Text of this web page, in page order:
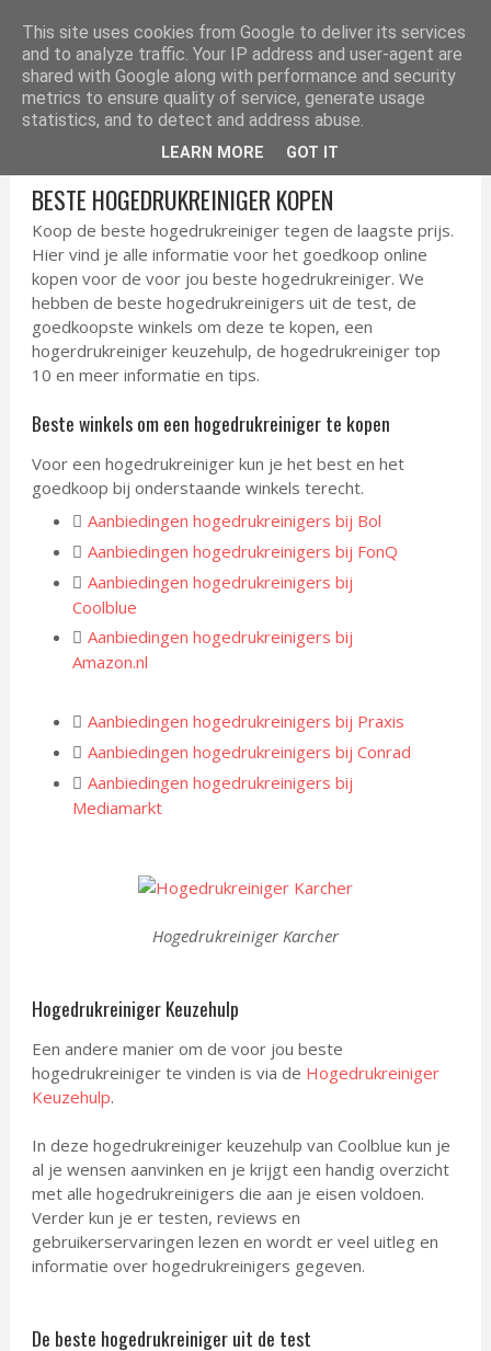
ELEKTRONICA TIPS
BESTE HOGEDRUKREINIGER KOPEN
Koop de beste hogedrukreiniger tegen de laagste prijs.
Hier vind je alle informatie voor het goedkoop online
kopen voor de voor jou beste hogedrukreiniger. We
hebben de beste hogedrukreinigers uit de test, de
goedkoopste winkels om deze te kopen, een
hogerdrukreiniger keuzehulp, de hogedrukreiniger top
10 en meer informatie en tips.
Beste winkels om een hogedrukreiniger te kopen
Voor een hogedrukreiniger kun je het best en het
goedkoop bij onderstaande winkels terecht.
Aanbiedingen hogedrukreinigers bij Bol
Aanbiedingen hogedrukreinigers bij FonQ
Aanbiedingen hogedrukreinigers bij
Coolblue
Aanbiedingen hogedrukreinigers bij
Amazon.nl
Aanbiedingen hogedrukreinigers bij Praxis
Aanbiedingen hogedrukreinigers bij Conrad
Aanbiedingen hogedrukreinigers bij
Mediamarkt
Hogedrukreiniger Karcher
Hogedrukreiniger Keuzehulp
Een andere manier om de voor jou beste
hogedrukreiniger te vinden is via de Hogedrukreiniger
Keuzehulp.
In deze hogedrukreiniger keuzehulp van Coolblue kun je
al je wensen aanvinken en je krijgt een handig overzicht
met alle hogedrukreinigers die aan je eisen voldoen.
Verder kun je er testen, reviews en
gebruikerservaringen lezen en wordt er veel uitleg en
informatie over hogedrukreinigers gegeven.
De beste hogedrukreiniger uit de test
This site uses cookies from Google to deliver its services
and to analyze traffic. Your IP address and user-agent are
shared with Google along with performance and security
metrics to ensure quality of service, generate usage
statistics, and to detect and address abuse.
LEARN MORE GOT IT